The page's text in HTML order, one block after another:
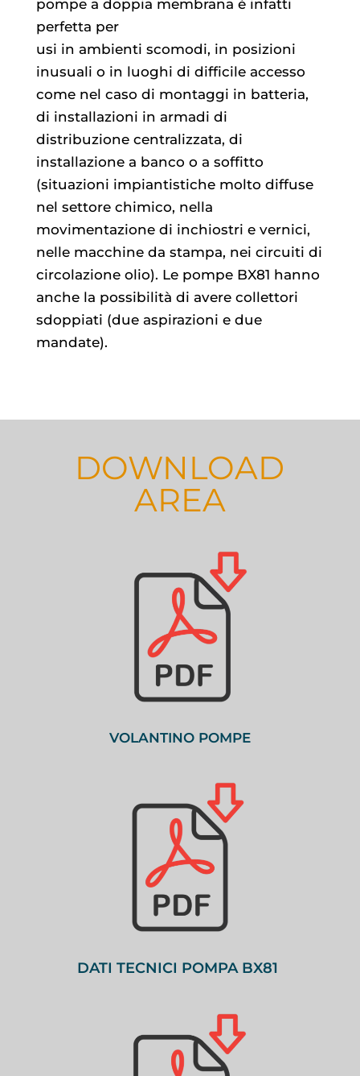
pompe a doppia membrana è infatti
perfetta per
usi in ambienti scomodi, in posizioni
inusuali o in luoghi di difficile accesso
come nel caso di montaggi in batteria,
di installazioni in armadi di
distribuzione centralizzata, di
installazione a banco o a soffitto
(situazioni impiantistiche molto diffuse
nel settore chimico, nella
movimentazione di inchiostri e vernici,
nelle macchine da stampa, nei circuiti di
circolazione olio). Le pompe BX81 hanno
anche la possibilità di avere collettori
sdoppiati (due aspirazioni e due
mandate).
DOWNLOAD
AREA
VOLANTINO POMPE
DATI TECNICI POMPA BX81